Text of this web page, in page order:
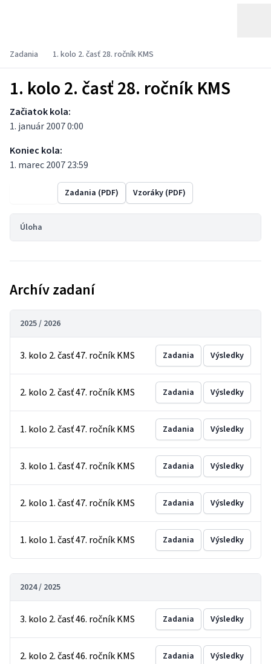
Zadania 1. kolo 2. časť 28. ročník KMS
1. kolo 2. časť 28. ročník KMS
Začiatok kola:
1. január 2007 0:00
Koniec kola:
1. marec 2007 23:59
Zadania (PDF) Vzoráky (PDF)
Úloha
Archív zadaní
2025 / 2026
3. kolo 2. časť 47. ročník KMS Zadania Výsledky
2. kolo 2. časť 47. ročník KMS Zadania Výsledky
1. kolo 2. časť 47. ročník KMS Zadania Výsledky
3. kolo 1. časť 47. ročník KMS Zadania Výsledky
2. kolo 1. časť 47. ročník KMS Zadania Výsledky
1. kolo 1. časť 47. ročník KMS Zadania Výsledky
2024 / 2025
3. kolo 2. časť 46. ročník KMS Zadania Výsledky
2. kolo 2. časť 46. ročník KMS Zadania Výsledky